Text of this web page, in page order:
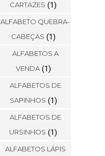
CARTAZES (1)
ALFABETO QUEBRA-
CABEÇAS (1)
ALFABETOS A
VENDA (1)
ALFABETOS DE
SAPINHOS (1)
ALFABETOS DE
URSINHOS (1)
ALFABETOS LÁPIS